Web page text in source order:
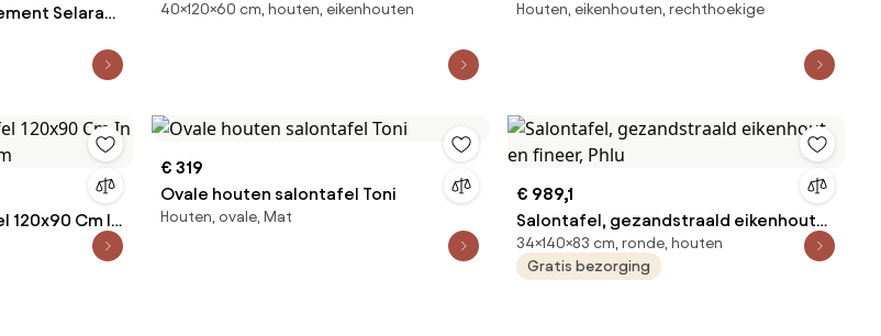
Selara
40×120×60 cm, houten, eikenhouten Houten, eikenhouten, rechthoekige
120x90 Cm In
€ 319
Ovale houten salontafel Toni
Houten, ovale, Mat
€ 989,1
Salontafel, gezandstraald eikenhout
en fineer, Phlu
34×140×83 cm, ronde, houten
Gratis bezorging